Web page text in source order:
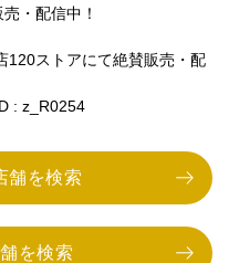
・配信中！
120ストアにて絶賛販売・配
: z_R0254
舗を検索
を検索